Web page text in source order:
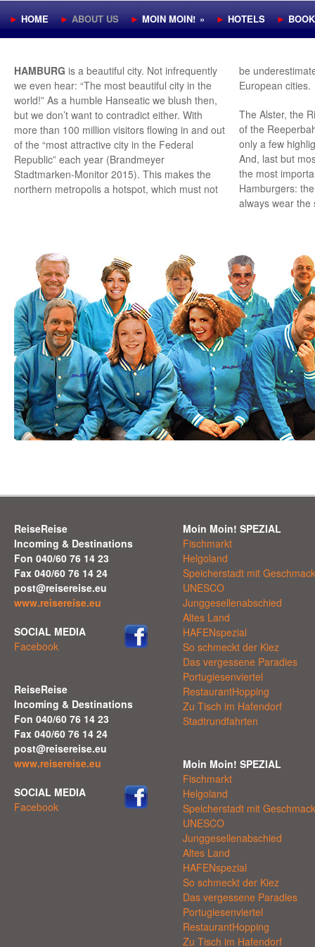
► HOME ► ABOUT US ► MOIN MOIN! » ► HOTELS ►
HAMBURG is a beautiful city. Not infrequently
we even hear: “The most beautiful city in the
world!” As a humble Hanseatic we blush then,
but we don’t want to contradict either. With
more than 100 million visitors flowing in and out
of the “most attractive city in the Federal
Republic” each year (Brandmeyer
Stadtmarken-Monitor 2015). This makes the
northern metropolis a hotspot, which must not
be
European cities.
The Alster, the
of the
only a few
And, last but
the most
Hamburgers:
always wear the
ReiseReise
Incoming & Destinations
Fon 040/60 76 14 23
Fax 040/60 76 14 24
post@reisereise.eu
www.reisereise.eu
SOCIAL MEDIA
Facebook
ReiseReise
Incoming & Destinations
Fon 040/60 76 14 23
Fax 040/60 76 14 24
post@reisereise.eu
www.reisereise.eu
SOCIAL MEDIA
Facebook
Moin Moin! SPEZIAL
Fischmarkt
Helgoland
Speicherstadt mit Geschmack
UNESCO
Junggesellenabschied
Altes Land
HAFENspezial
So schmeckt der Kiez
Das vergessene Paradies
Portugiesenviertel
RestaurantHopping
Zu Tisch im Hafendorf
Stadtrundfahrten
Moin Moin! SPEZIAL
Fischmarkt
Helgoland
Speicherstadt mit Geschmack
UNESCO
Junggesellenabschied
Altes Land
HAFENspezial
So schmeckt der Kiez
Das vergessene Paradies
Portugiesenviertel
RestaurantHopping
Zu Tisch im Hafendorf